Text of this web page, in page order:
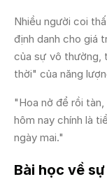
Nhiều người coi
định danh cho giá
của sự vô thường,
thời" của năng
"Hoa nở để rồi
hôm nay chính là
ngày mai."
Bài học về